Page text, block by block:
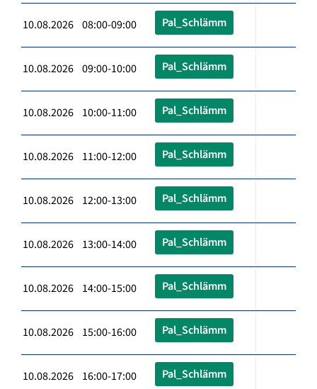
10.08.2026 08:00-09:00 Pal_Schlämm
10.08.2026 09:00-10:00 Pal_Schlämm
10.08.2026 10:00-11:00 Pal_Schlämm
10.08.2026 11:00-12:00 Pal_Schlämm
10.08.2026 12:00-13:00 Pal_Schlämm
10.08.2026 13:00-14:00 Pal_Schlämm
10.08.2026 14:00-15:00 Pal_Schlämm
10.08.2026 15:00-16:00 Pal_Schlämm
10.08.2026 16:00-17:00 Pal_Schlämm